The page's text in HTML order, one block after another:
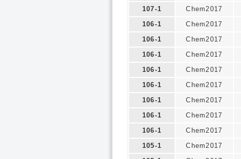
107-1
Chem2017
106-1
Chem2017
106-1
Chem2017
106-1
Chem2017
106-1
Chem2017
106-1
Chem2017
106-1
Chem2017
106-1
Chem2017
106-1
Chem2017
105-1
Chem2017